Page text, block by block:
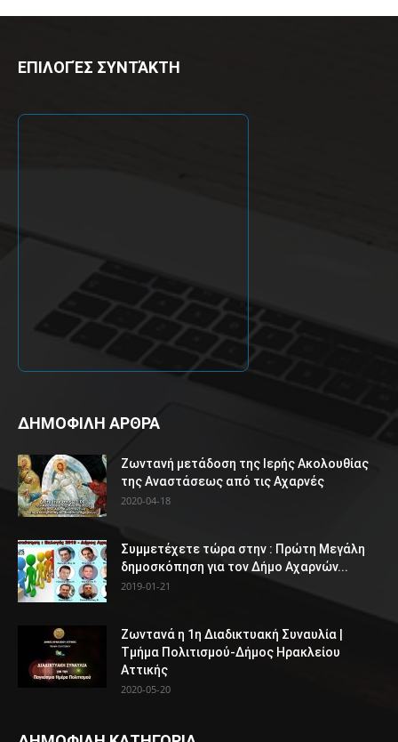
ΕΠΙΛΟΓΈΣ ΣΥΝΤΆΚΤΗ
ΔΗΜΟΦΙΛΗ ΑΡΘΡΑ
Ζωντανή μετάδοση της Ιερής Ακολουθίας
της Αναστάσεως από τις Αχαρνές
2020-04-18
Συμμετέχετε τώρα στην : Πρώτη Μεγάλη
δημοσκόπηση για τον Δήμο Αχαρνών...
2019-01-21
Ζωντανά η 1η Διαδικτυακή Συναυλία |
Τμήμα Πολιτισμού-Δήμος Ηρακλείου
Αττικής
2020-05-20